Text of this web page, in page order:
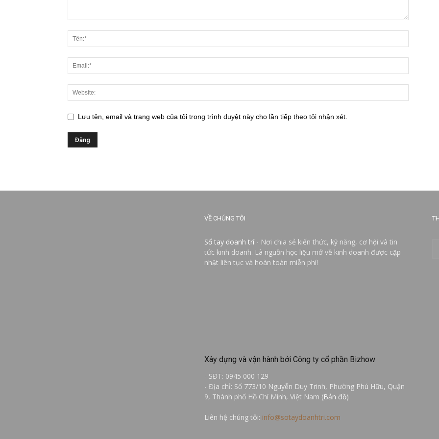
Lưu tên, email và trang web của tôi trong trình duyệt này cho lần tiếp theo tôi nhận xét.
VỀ CHÚNG TÔI
Sổ tay doanh trí - Nơi chia sẻ kiến thức, kỹ năng, cơ hội và tin
tức kinh doanh. Là nguồn học liệu mở về kinh doanh được cập
nhật liên tục và hoàn toàn miễn phí!
Xây dựng và vận hành bởi Công ty cổ phần Bizhow
- SĐT: 0945 000 129
- Địa chỉ: Số 773/10 Nguyễn Duy Trinh, Phường Phú Hữu, Quận
9, Thành phố Hồ Chí Minh, Việt Nam (Bản đồ)
Liên hệ chúng tôi: info@sotaydoanhtri.com